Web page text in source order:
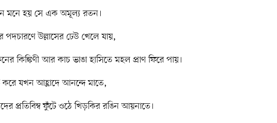
মনে হয় সে এক অমূল্য রতন।
পদচারণে উল্লাসের ঢেউ খেলে যায়,
কিঙ্কিণী আর কাচ ভাঙা হাসিতে মহল প্রাণ ফিরে পায়।
করে যখন আহ্লাদে আনন্দে মাতে,
প্রতিবিম্ব ফুঁটে ওঠে খিড়কির রঙিন আয়নাতে।